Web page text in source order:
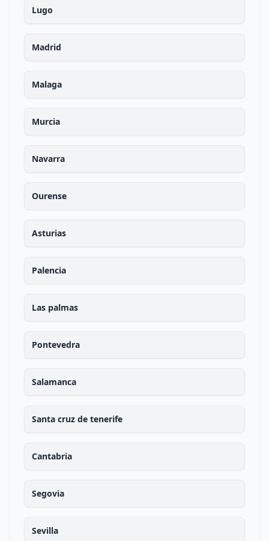
Lugo
Madrid
Malaga
Murcia
Navarra
Ourense
Asturias
Palencia
Las palmas
Pontevedra
Salamanca
Santa cruz de tenerife
Cantabria
Segovia
Sevilla